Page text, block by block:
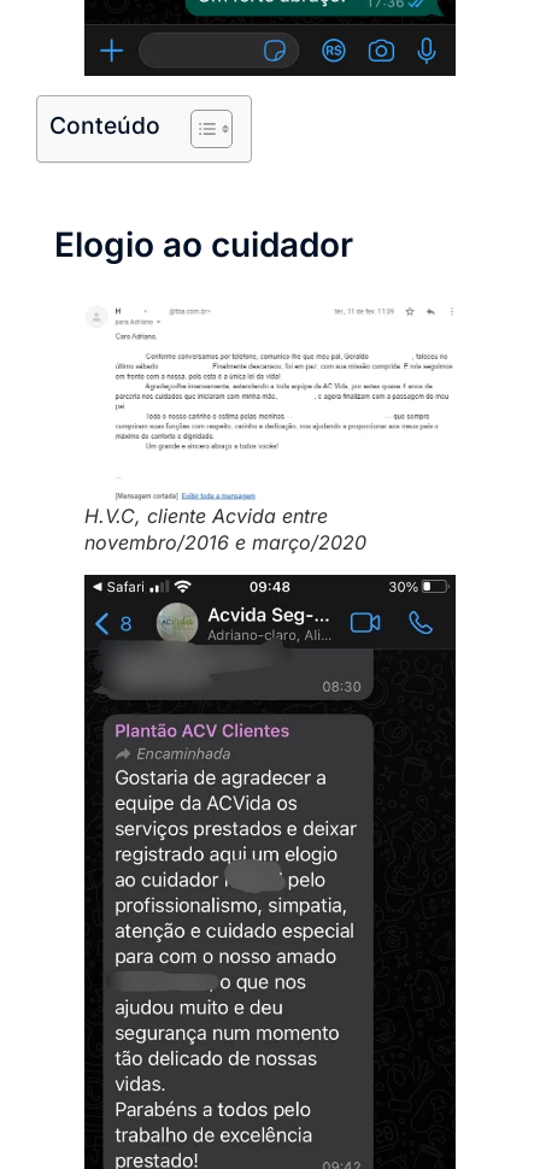
Conteúdo
Elogio ao cuidador
H.V.C, cliente Acvida entre
novembro/2016 e março/2020